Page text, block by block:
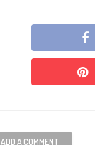
ADD A COMMENT